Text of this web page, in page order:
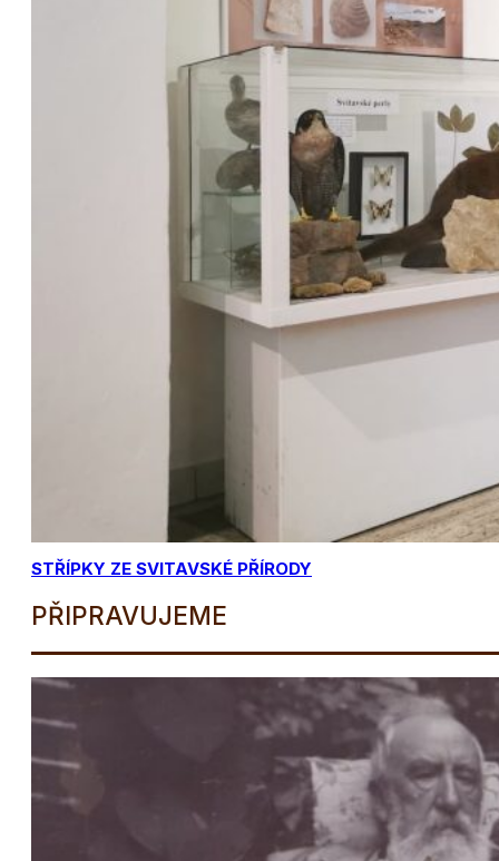
STŘÍPKY ZE SVITAVSKÉ PŘÍRODY
PŘIPRAVUJEME